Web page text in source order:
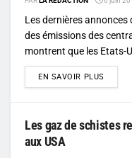
Les dernières
des émissions des
montrent que les Etats-
EN SAVOIR PLUS
Les gaz de schistes
aux USA